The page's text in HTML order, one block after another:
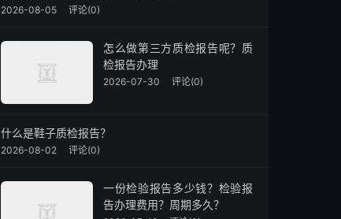
2026-08-05 评论(0)
怎么做第三方质检报告呢？质
检报告办理
2026-07-30 评论(0)
什么是鞋子质检报告？
2026-08-02 评论(0)
一份检验报告多少钱？检验报
告办理费用？周期多久？